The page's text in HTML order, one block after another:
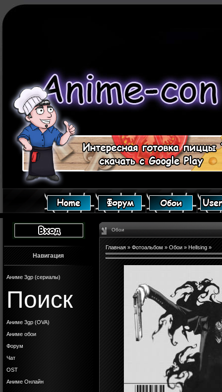
Навигация
Аниме 3gp (сериалы)
Поиск
Аниме 3gp (OVA)
Аниме обои
Форум
Чат
OST
Аниме Онлайн
Обои
Главная » Фотоальбом » Обои » Hellsing »